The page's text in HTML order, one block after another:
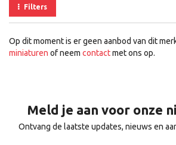
Filters
Op dit moment is er geen aanbod van dit
miniaturen of neem contactmet ons op.
Meld je aan voor onze
Ontvang de laatste updates, nieuws en